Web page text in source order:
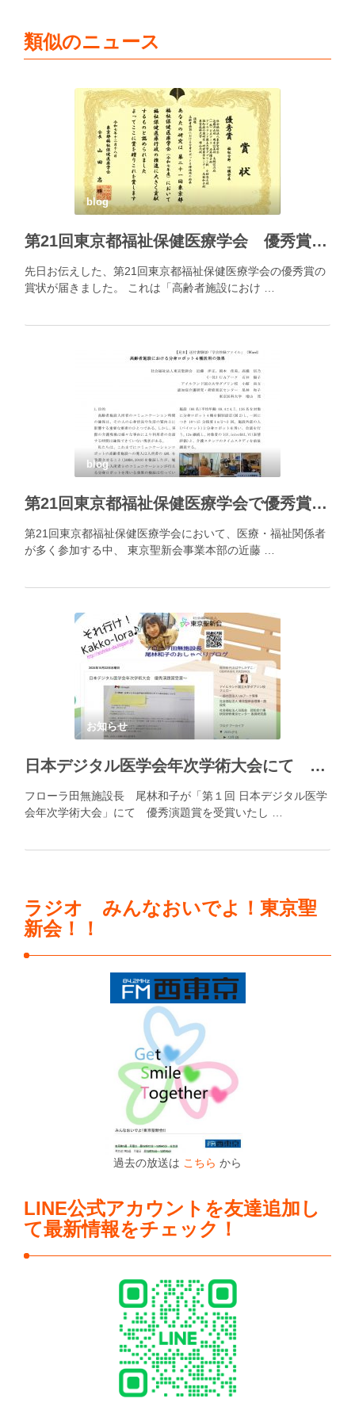
類似のニュース
blog
第21回東京都福祉保健医療学会 優秀賞の賞状が届きました
先日お伝えした、第21回東京都福祉保健医療学会の優秀賞の
賞状が届きました。 これは「高齢者施設におけ …
blog
第21回東京都福祉保健医療学会で優秀賞を受賞
第21回東京都福祉保健医療学会において、医療・福祉関係者
が多く参加する中、 東京聖新会事業本部の近藤 …
お知らせ
日本デジタル医学会年次学術大会にて 優秀演題賞を受賞
フローラ田無施設長 尾林和子が「第１回 日本デジタル医学
会年次学術大会」にて 優秀演題賞を受賞いたし …
ラジオ みんなおいでよ！東京聖
新会！！
過去の放送は こちら から
LINE公式アカウントを友達追加し
て最新情報をチェック！